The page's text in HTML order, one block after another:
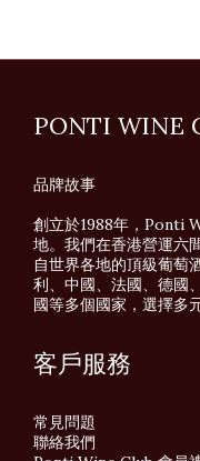
PONTI WINE
品牌故事
創立於1988年，Ponti
地。我們在香港營運六
自世界各地的頂級葡萄
利、中國、法國、德國
國等多個國家，選擇多
客戶服務
常見問題
聯絡我們